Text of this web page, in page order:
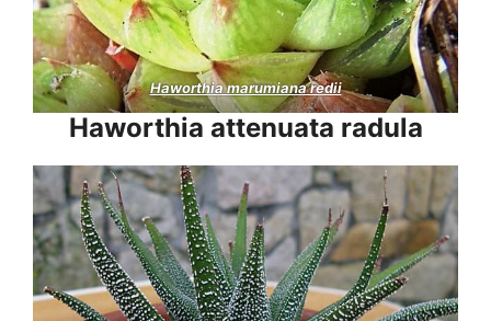
Haworthia marumiana redii
Haworthia attenuata radula